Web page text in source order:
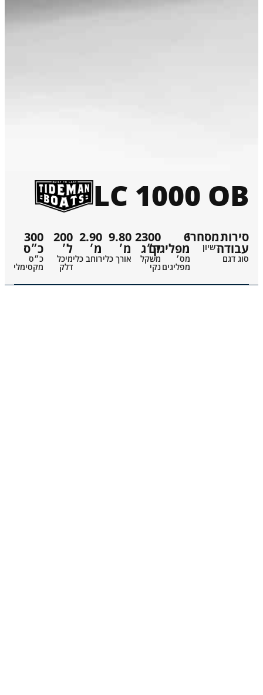
LC 1000 OB
סירות
עבודה
סוג דגם
מסחרי
רשיון
6
מפליגים
מס׳
מפליגים
2300
ק״ג
משקל
נקי
9.80
מ׳
אורך כלי
2.90
מ׳
רוחב כלי
200
ל׳
מיכל
דלק
300
כ״ס
כ״ס
מקסימלי